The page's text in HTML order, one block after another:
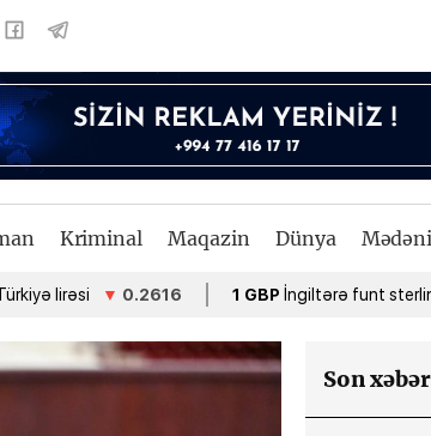
Kriminal Maqazin Dünya
▼0.2616 1 GBP İngiltərə funt sterlinqi ▲
Son